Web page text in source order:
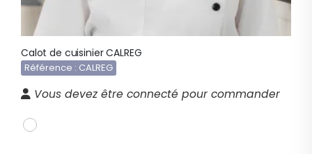
Calot de cuisinier CALREG
Référence : CALREG
Vous devez être connecté pour commander